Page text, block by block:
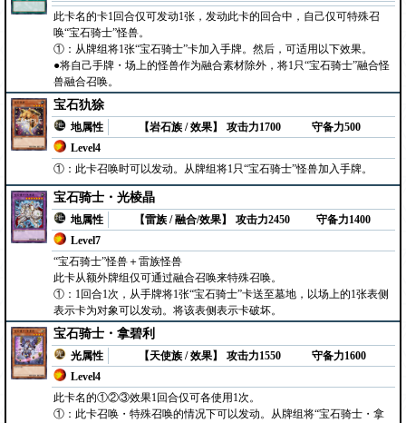
此卡名的卡1回合仅可发动1张，发动此卡的回合中，自己仅可特殊召
唤“宝石骑士”怪兽。
①：从牌组将1张“宝石骑士”卡加入手牌。然后，可适用以下效果。
●将自己手牌・场上的怪兽作为融合素材除外，将1只“宝石骑士”融合怪
兽融合召唤。
宝石犰狳
地属性
【岩石族 / 效果】
Level4
攻击力1700 守备力500
①：此卡召唤时可以发动。从牌组将1只“宝石骑士”怪兽加入手牌。
宝石骑士・光棱晶
地属性
【雷族 / 融合/效果】
Level7
攻击力2450 守备力1400
“宝石骑士”怪兽＋雷族怪兽
此卡从额外牌组仅可通过融合召唤来特殊召唤。
①：1回合1次，从手牌将1张“宝石骑士”卡送至墓地，以场上的1张表侧
表示卡为对象可以发动。将该表侧表示卡破坏。
宝石骑士・拿碧利
光属性
【天使族 / 效果】
Level4
攻击力1550 守备力1600
此卡名的①②③效果1回合仅可各使用1次。
①：此卡召唤・特殊召唤的情况下可以发动。从牌组将“宝石骑士・拿